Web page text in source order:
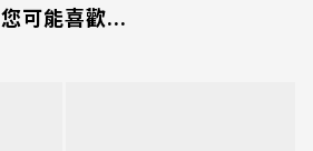
您可能喜歡...